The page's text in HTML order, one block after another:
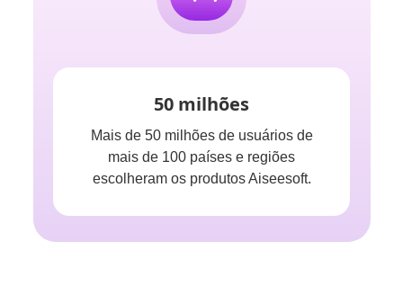
50 milhões
Mais de 50 milhões de usuários de
mais de 100 países e regiões
escolheram os produtos Aiseesoft.